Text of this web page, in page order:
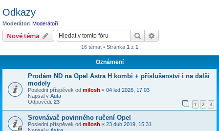
Odkazy
Moderátor: Moderátoři
Nové téma Hledat
16 témat • Stránka 1 z 1
Oznámení
Prodám ND na Opel Astra H kombi + příslušenství i na další
modely
Poslední příspěvek od milosh « 04 led 2026, 17:03
Napsal v Auta
Odpovědi: 23 1 2 3
Srovnávač povinného ručení Opel
Poslední příspěvek od milosh « 23 dub 2019, 15:31